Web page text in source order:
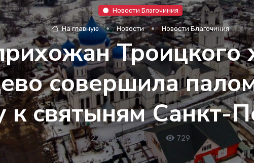
Новости Благочиния
На главную Новости Новости Благочиния
Троицкого
совершила
к святыням Санкт-
27 апреля 2026 • 729